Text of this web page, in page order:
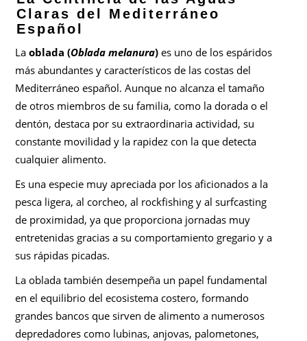
Claras del Mediterráneo
Español
Laoblada (Oblada melanura) es uno de los espáridos
más abundantes y característicos de las costas del
Mediterráneo español. Aunque no alcanza el tamaño
de otros miembros de su familia, como la dorada o el
dentón, destaca por su extraordinaria actividad, su
constante movilidad y la rapidez con la que detecta
cualquier alimento.
Es una especie muy apreciada por los aficionados a la
pesca ligera, al corcheo, al rockfishing y al surfcasting
de proximidad, ya que proporciona jornadas muy
entretenidas gracias a su comportamiento gregario y a
sus rápidas picadas.
La oblada también desempeña un papel fundamental
en el equilibrio del ecosistema costero, formando
grandes bancos que sirven de alimento a numerosos
depredadores como lubinas, anjovas, palometones,